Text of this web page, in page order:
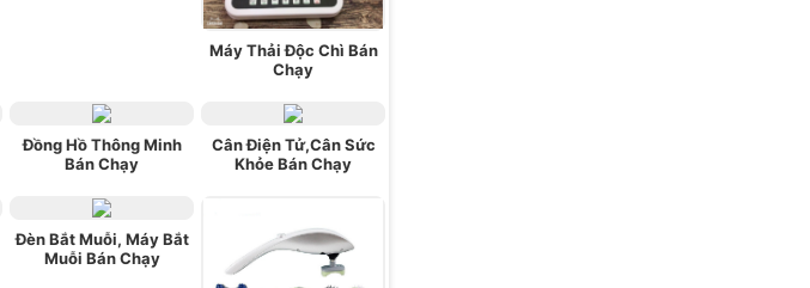
Máy Thải Độc Chì Bán
Chạy
Đồng Hồ Thông Minh
Bán Chạy
Cân Điện Tử,Cân Sức
Khỏe Bán Chạy
Đèn Bắt Muỗi, Máy Bắt
Muỗi Bán Chạy